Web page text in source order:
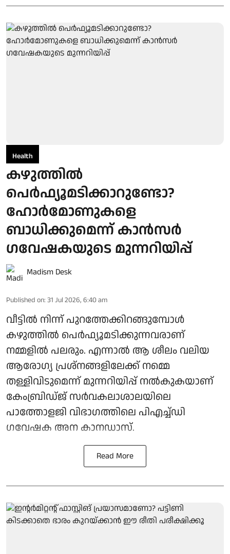
Health
കഴുത്തിൽ
പെർഫ്യൂമടിക്കാറുണ്ടോ?
ഹോർമോണുകളെ
ബാധിക്കുമെന്ന് കാൻസർ
ഗവേഷകയുടെ മുന്നറിയിപ്പ്
Madism Desk
Published on: 31 Jul 2026, 6:40 am
വീട്ടിൽ നിന്ന് പുറത്തേക്കിറങ്ങുമ്പോൾ
കഴുത്തിൽ പെർഫ്യൂമടിക്കുന്നവരാണ്
നമ്മളിൽ പലരും. എന്നാൽ ആ ശീലം വലിയ
ആരോ​ഗ്യ പ്രശ്നങ്ങളിലേക്ക് നമ്മെ
തള്ളിവിടുമെന്ന് മുന്നറിയിപ്പ് നൽകുകയാണ്
കേംബ്രിഡ്ജ് സർവകലാശാലയിലെ
പാത്തോളജി വിഭാഗത്തിലെ പിഎച്ച്ഡി
ഗവേഷക അന കാനഡാസ്.
Read More